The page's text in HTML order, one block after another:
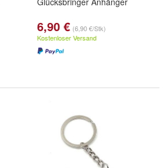
6,90 € (6,90 €/Stk)
Kostenloser Versand